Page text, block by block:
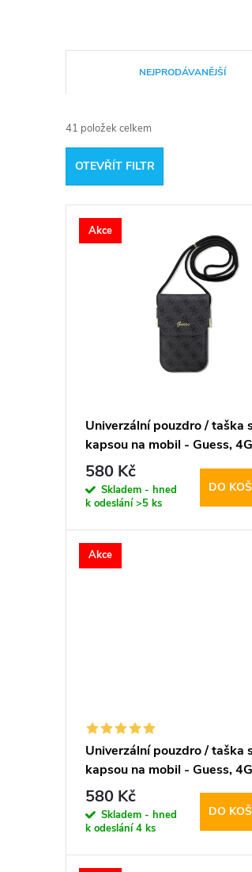
a
z
e
n
t
NEJPRODÁVANĚJŠÍ
41 položek celkem
OTEVŘÍT FILTR
V
d
u
Akce
Univerzální pouzdro / taška
kapsou na mobil - Guess, 4G
Metal Logo Script Black
580 Kč
Skladem - hned
k odeslání>5 ks
DO
Akce
Univerzální pouzdro / taška
kapsou na mobil - Guess, 4G
Metal Logo Script Brown
580 Kč
Skladem - hned
k odeslání4 ks
DO